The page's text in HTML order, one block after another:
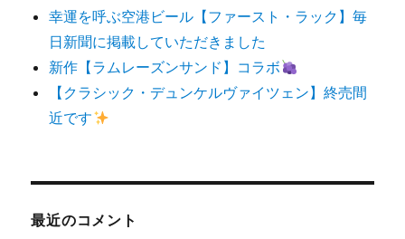
幸運を呼ぶ空港ビール【ファースト・ラック】毎
日新聞に掲載していただきました
新作【ラムレーズンサンド】コラボ
【クラシック・デュンケルヴァイツェン】終売間
近です
最近のコメント